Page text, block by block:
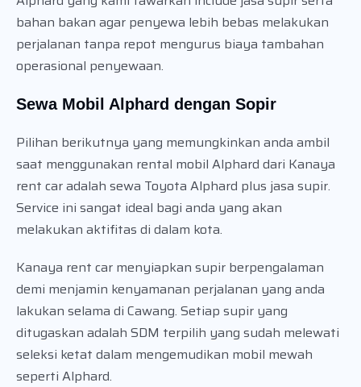
bahan bakan agar penyewa lebih bebas melakukan
perjalanan tanpa repot mengurus biaya tambahan
operasional penyewaan.
Sewa Mobil Alphard dengan Sopir
Pilihan berikutnya yang memungkinkan anda ambil
saat menggunakan rental mobil Alphard dari Kanaya
rent car adalah sewa Toyota Alphard plus jasa supir.
Service ini sangat ideal bagi anda yang akan
melakukan aktifitas di dalam kota.
Kanaya rent car menyiapkan supir berpengalaman
demi menjamin kenyamanan perjalanan yang anda
lakukan selama di Cawang. Setiap supir yang
ditugaskan adalah SDM terpilih yang sudah melewati
seleksi ketat dalam mengemudikan mobil mewah
seperti Alphard.